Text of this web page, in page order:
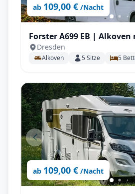
ab 109,00 € /Nacht
Forster A699 EB |
für bis zu 5 P.
Dresden
Alkoven 5Sitze 5
ab 109,00 € /Nacht